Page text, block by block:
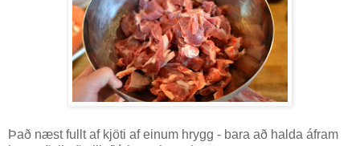
Það næst fullt af kjöti af einum hrygg - bara að halda áfram